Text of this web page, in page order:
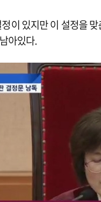
이 있지만 이 설정을
아있다.